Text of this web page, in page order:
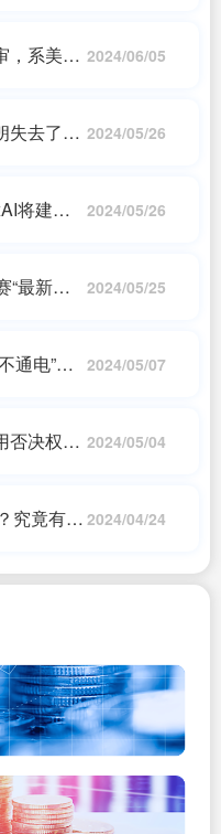
，系美国 2024/06/05
失去了杰 2024/05/26
将建计
2024/05/26
“最新
2024/05/25
通电”：
2024/05/07
否决权！ 2024/05/04
究竟有多 2024/04/24